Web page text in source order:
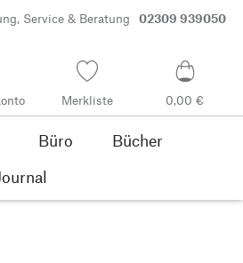
Service & Beratung 02309 939050
Merkliste 0,00 €
Büro
Bücher